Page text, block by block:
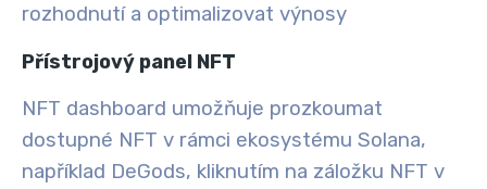
rozhodnutí a optimalizovat výnosy
Přístrojový panel NFT
NFT dashboard umožňuje prozkoumat
dostupné NFT v rámci ekosystému Solana,
například DeGods, kliknutím na záložku NFT v